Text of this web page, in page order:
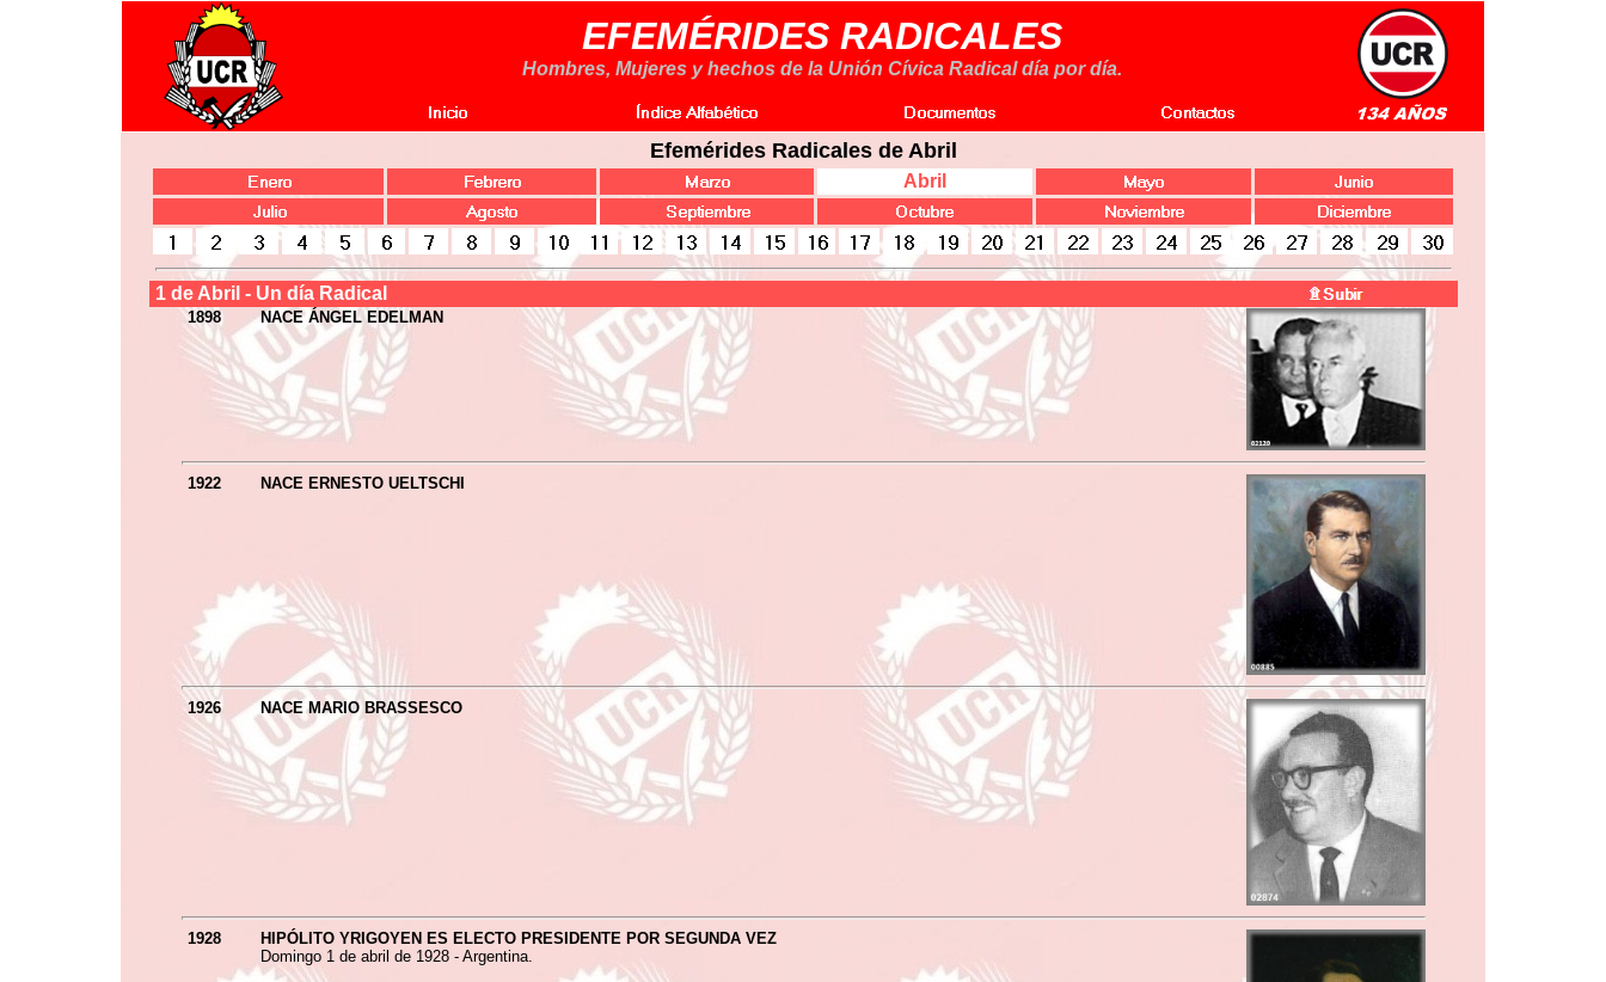
EFEMÉRIDES RADICALES
Hombres, Mujeres y hechos de la Unión Cívica Radical día por día.
Efemérides Radicales de Abril
Abril
1 de Abril - Un día Radical
1898 NACE ÁNGEL EDELMAN
1922 NACE ERNESTO UELTSCHI
1926 NACE MARIO BRASSESCO
1928
HIPÓLITO YRIGOYEN ES ELECTO PRESIDENTE POR SEGUNDA VEZ
Domingo 1 de abril de 1928 - Argentina.